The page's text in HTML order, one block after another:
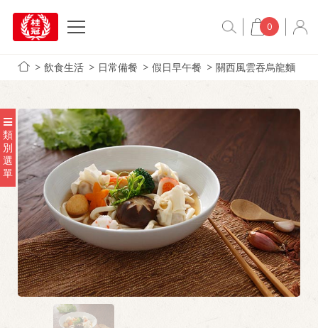
0
飲食生活 日常備餐 假日早午餐 關西風雲吞烏龍麵
類
別
選
單